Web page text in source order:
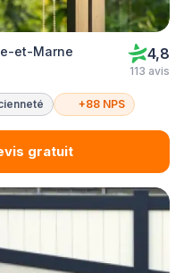
et-Marne 4,8
113 avis
+88 NPS
gratuit